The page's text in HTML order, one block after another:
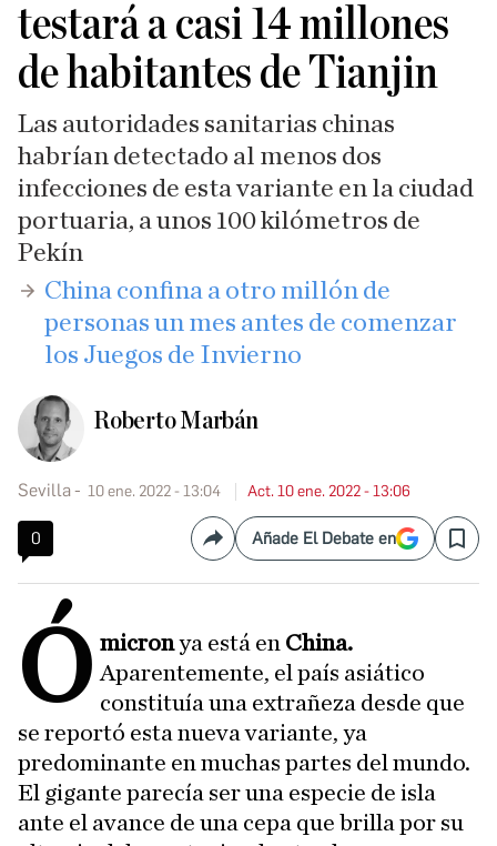
testará a casi 14 millones
de habitantes de Tianjin
Las autoridades sanitarias chinas
habrían detectado al menos dos
infecciones de esta variante en la ciudad
portuaria, a unos 100 kilómetros de
Pekín
China confina a otro millón de
personas un mes antes de comenzar
los Juegos de Invierno​
Roberto Marbán
Sevilla 10 ene. 2022 - 13:04 Act. 10 ene. 2022 - 13:06
0 CompartirAñade El Debate en Save
Ó micronya está en China.
Aparentemente, el país asiático
constituía una extrañeza desde que
se reportó esta nueva variante, ya
predominante en muchas partes del mundo.
El gigante parecía ser una especie de isla
ante el avance de una cepa que brilla por su